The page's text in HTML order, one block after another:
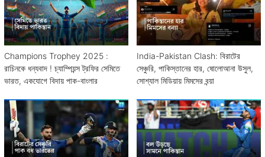
Champions Trophey 2025 :
রাচিনকে ধন্যবাদ ! চ্যাম্পিয়ন্স ট্রফির সেমিতে
ভারত, একযোগে বিদায় পাক-বাংলার
India-Pakistan Clash: বিরাটের
সেঞ্চুরি, পাকিস্তানের হার, ষোলোআনা উসুল,
সোশ্যাল মিডিয়ায় মিমসের বন্য়া